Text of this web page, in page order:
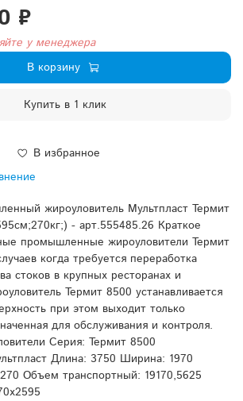
В избранное
₽
у менеджера
В корзину
Купить в 1 клик
жироуловитель Мультпласт Термит
- арт.555485.26 Краткое
промышленные жироуловители Термит
когда требуется переработка
стоков в крупных ресторанах и
Термит 8500 устанавливается
при этом выходит только
для обслуживания и контроля.
Серия: Термит 8500
Длина: 3750 Ширина: 1970
Объем транспортный: 19170,5625